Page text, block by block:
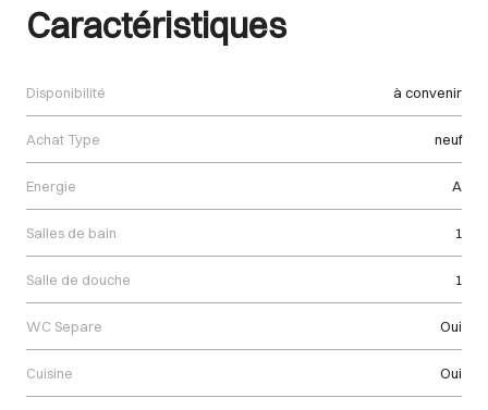
Caractéristiques
Disponibilité à convenir
Achat Type neuf
Energie A
Salles de bain 1
Salle de douche 1
WC Separe Oui
Cuisine Oui